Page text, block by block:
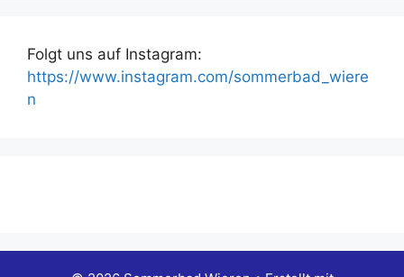
Folgt uns auf Instagram:
https://www.instagram.com/sommerbad_wiere
n